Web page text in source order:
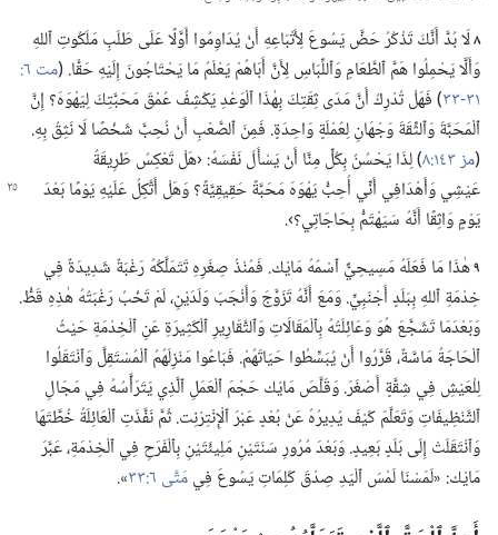
٨لَا بُدَّ أَنَّكَ تَذْكُرُ حَضَّ يَسُوعَ لِأَتْبَاعِهِ أَنْ يُدَاوِمُوا أَوَّلًا عَلَى طَلَبِ مَلَكُوتِ ٱللهِ
وَأَلَّا يَحْمِلُوا هَمَّ ٱلطَّعَامِ وَٱللِّبَاسِ لِأَنَّ أَبَاهُمْ يَعْلَمُ مَا يَحْتَاجُونَ إِلَيْهِ حَقًّا.‏ (‏مت ٦:‏
٣١-‏٣٣
‏)‏ فَهَلْ تُدْرِكُ أَنَّ مَدَى ثِقَتِكَ بِهٰذَا ٱلْوَعْدِ يَكْشِفُ عُمْقَ مَحَبَّتِكَ لِيَهْوَهَ؟‏ إِنَّ
ٱلْمَحَبَّةَ وَٱلثِّقَةَ وَجْهَانِ لِعُمْلَةٍ وَاحِدَةٍ.‏ فَمِنَ ٱلصَّعْبِ أَنْ نُحِبَّ شَخْصًا لَا نَثِقُ بِهِ.‏
(‏مز ١٤٣:‏٨
‏)‏ لِذَا يَحْسُنُ بِكُلٍّ مِنَّا أَنْ يَسْأَلَ نَفْسَهُ:‏ ‹هَلْ تَعْكِسُ طَرِيقَةُ
عَيْشِي وَأَهْدَافِي أَنِّي أُحِبُّ يَهْوَهَ مَحَبَّةً حَقِيقِيَّةً؟‏وَهَلْ أَتَّكِلُ عَلَيْهِ يَوْمًا بَعْدَ
يَوْمٍ وَاثِقًا أَنَّهُ سَيَهْتَمُّ بِحَاجَاتِي؟‏›.‏
٩هٰذَا مَا فَعَلَهُ مَسِيحِيٌّ ٱسْمُهُ مَايْك.‏ فَمُنْذُ صِغَرِهِ تَتَمَلَّكُهُ رَغْبَةٌ شَدِيدَةٌ فِي
خِدْمَةِ ٱللهِ بِبَلَدٍ أَجْنَبِيٍّ.‏ وَمَعَ أَنَّهُ تَزَوَّجَ وَأَنْجَبَ وَلَدَيْنِ،‏ لَمْ تَخْبُ رَغْبَتُهُ هٰذِهِ قَطُّ.‏
وَبَعْدَمَا تَشَجَّعَ هُوَ وَعَائِلَتُهُ بِٱلْمَقَالَاتِ وَٱلتَّقَارِيرِ ٱلْكَثِيرَةِ عَنِ ٱلْخِدْمَةِ حَيْثُ
ٱلْحَاجَةُ مَاسَّةٌ،‏ قَرَّرُوا أَنْ يُبَسِّطُوا حَيَاتَهُمْ.‏ فَبَاعُوا مَنْزِلَهُمُ ٱلْمُسْتَقِلَّ وَٱنْتَقَلُوا
لِلْعَيْشِ فِي شِقَّةٍ أَصْغَرَ.‏ وَقَلَّصَ مَايْك حَجْمَ ٱلْعَمَلِ ٱلَّذِي يَتَرَأَّسُهُ فِي مَجَالِ
ٱلتَّنْظِيفَاتِ وَتَعَلَّمَ كَيْفَ يُدِيرُهُ عَنْ بُعْدٍ عَبْرَ ٱلْإِنْتِرْنِت.‏ ثُمَّ نَفَّذَتِ ٱلْعَائِلَةُ خُطَّتَهَا
وَٱنْتَقَلَتْ إِلَى بَلَدٍ بَعِيدٍ.‏ وَبَعْدَ مُرُورِ سَنَتَيْنِ مَلِيئَتَيْنِ بِٱلْفَرَحِ فِي ٱلْخِدْمَةِ،‏ عَبَّرَ
مَايْك:‏ «لَمَسْنَا لَمْسَ ٱلْيَدِ صِدْقَ كَلِمَاتِ يَسُوعَ فِيمَتَّى ٦:‏٣٣ ‏».‏